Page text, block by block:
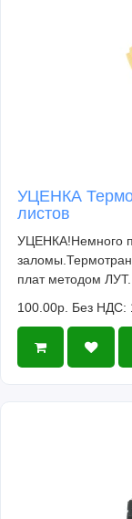
УЦЕНКА
листов
УЦЕНКА!Немного
плат методом
100.00р. Без НДС: